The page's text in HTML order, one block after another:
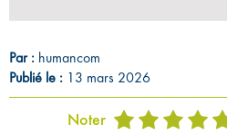
Par : humancom
Publié le : 13 mars 2026
Noter